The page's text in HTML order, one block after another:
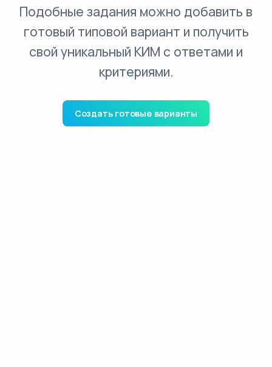
Подобные задания можно добавить в
готовый типовой вариант и получить
свой уникальный КИМ с ответами и
критериями.
Создать готовые варианты